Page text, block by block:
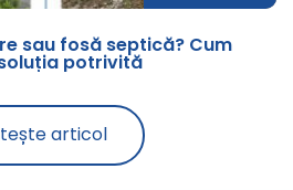
sau fosă septică? Cum
potrivită
articol